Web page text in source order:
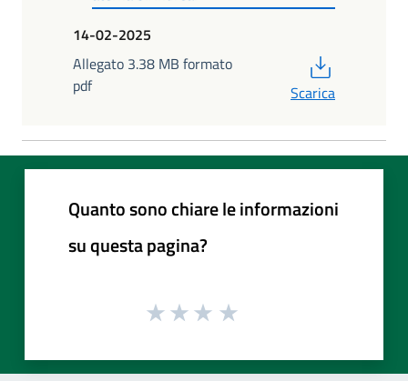
14-02-2025
Allegato 3.38 MB formato
pdf
Scarica
Quanto sono chiare le informazioni
su questa pagina?